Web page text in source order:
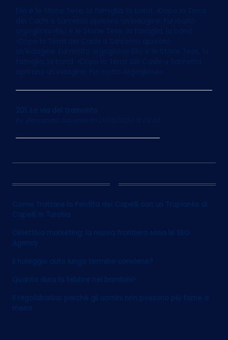
Elio e le Storie Tese, la famiglia, la band. «Dopo la Terra
dei Cachi a Sanremo aprirono un'indagine. Fui molto
orgoglioso»Elio e le Storie Tese, la famiglia, la band.
«Dopo la Terra dei Cachi a Sanremo aprirono
un'indagine. Fui molto orgoglioso»Elio e le Storie Tese, la
famiglia, la band. «Dopo la Terra dei Cachi a Sanremo
aprirono un'indagine. Fui molto orgoglioso»
201. La via del tramonto
on 13/05/2024 at 06:03
12
Come Trattare la Perdita dei Capelli con un Trapianto di
Capelli in Turchia
Obiettivo marketing: la nuova frontiera sono le SEO
Agency
Il noleggio auto lungo termine conviene?
Quanto dura la febbre nei bambini?
Il regolabarba: perché gli uomini non possono più farne a
meno